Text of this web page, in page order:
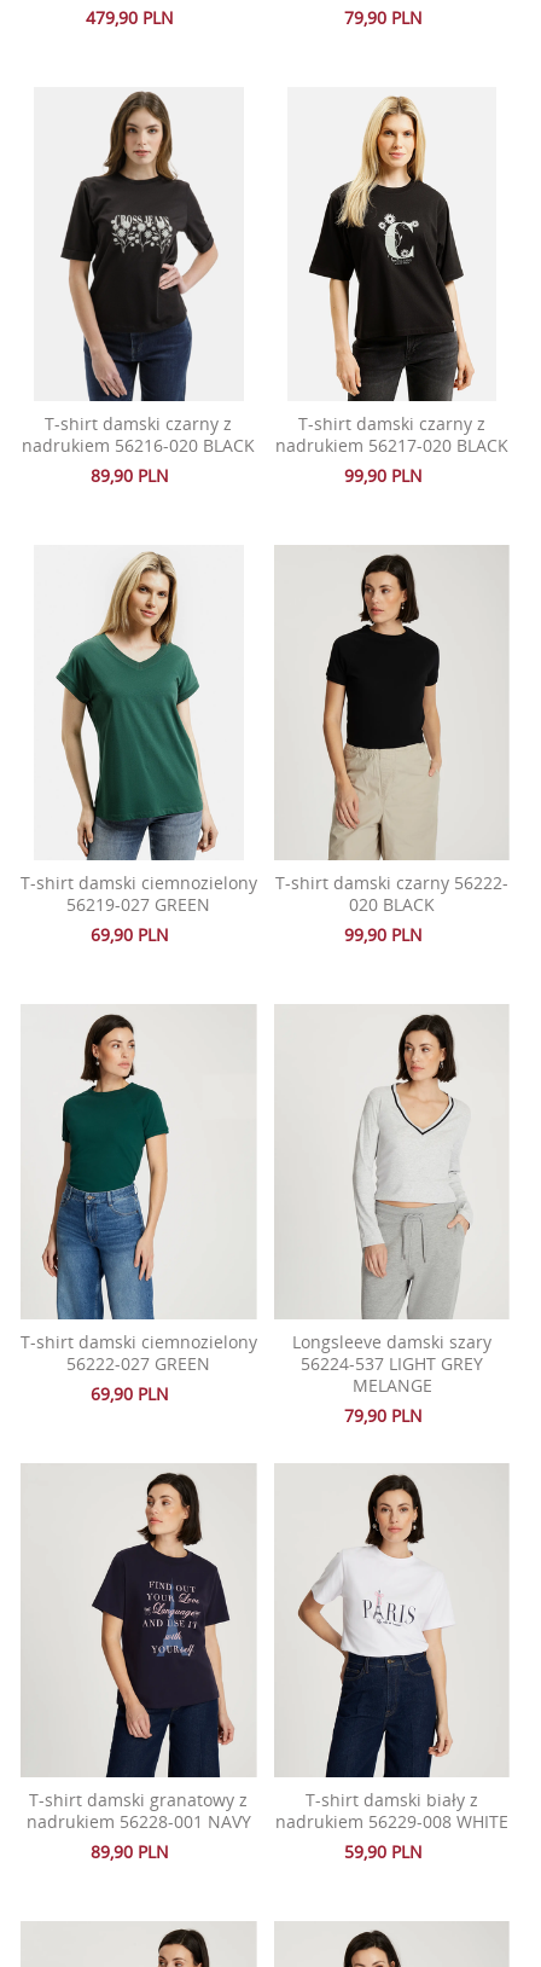
479,90 PLN
79,90 PLN
T-shirt damski czarny z
nadrukiem 56216-020 BLACK
89,90 PLN
T-shirt damski czarny z
nadrukiem 56217-020 BLACK
99,90 PLN
T-shirt damski ciemnozielony
56219-027 GREEN
69,90 PLN
T-shirt damski czarny 56222-
020 BLACK
99,90 PLN
T-shirt damski ciemnozielony
56222-027 GREEN
69,90 PLN
Longsleeve damski szary
56224-537 LIGHT GREY
MELANGE
79,90 PLN
T-shirt damski granatowy z
nadrukiem 56228-001 NAVY
89,90 PLN
T-shirt damski biały z
nadrukiem 56229-008 WHITE
59,90 PLN